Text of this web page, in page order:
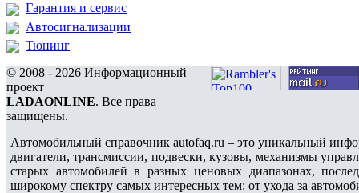
Гарантия и сервис
Автосигнализации
Тюнинг
© 2008 - 2026 Информационный
проект
LADAONLINE. Все права
защищены.
Автомобильный справочник autofaq.ru – это уникальный
двигатели, трансмиссии, подвески, кузовы, механизмы
старых автомобилей в разных ценовых диапазонах,
широкому спектру самых интересных тем: от ухода за